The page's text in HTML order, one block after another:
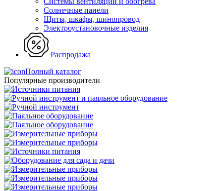
Солнечные панели
Щиты, шкафы, шинопровод
Электроустановочные изделия
Распродажа
Полный каталог
Популярные производители